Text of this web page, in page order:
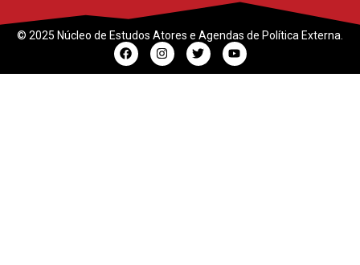
© 2025 Núcleo de Estudos Atores e Agendas de Política Externa.